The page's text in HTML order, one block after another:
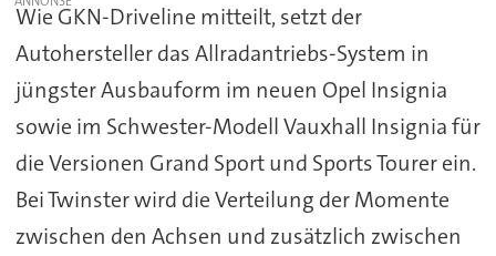
Wie GKN-Driveline mitteilt, setzt der
Autohersteller das Allradantriebs-System in
jüngster Ausbauform im neuen Opel Insignia
sowie im Schwester-Modell Vauxhall Insignia für
die Versionen Grand Sport und Sports Tourer ein.
Bei Twinster wird die Verteilung der Momente
zwischen den Achsen und zusätzlich zwischen